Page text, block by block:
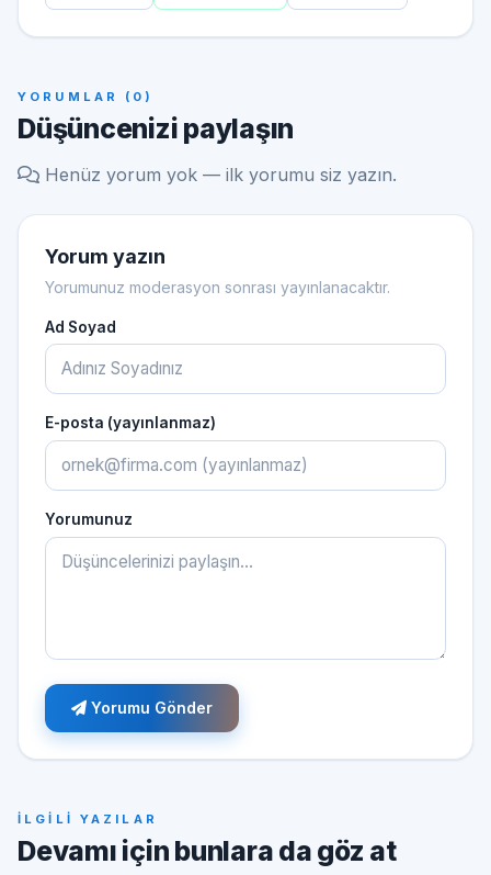
YORUMLAR (0)
Düşüncenizi paylaşın
Henüz yorum yok — ilk yorumu siz yazın.
Yorum yazın
Yorumunuz moderasyon sonrası yayınlanacaktır.
Ad Soyad
E-posta (yayınlanmaz)
Yorumunuz
Yorumu Gönder
İLGİLİ YAZILAR
Devamı için bunlara da göz at